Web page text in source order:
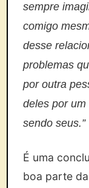
sempre
comigo
desse
problemas
por outra
deles por
sendo seus.”
É uma
boa parte